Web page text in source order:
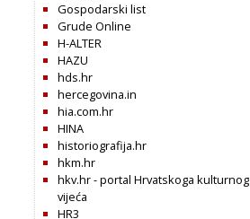
Gospodarski list
Grude Online
H-ALTER
HAZU
hds.hr
hercegovina.in
hia.com.hr
HINA
historiografija.hr
hkm.hr
hkv.hr - portal Hrvatskoga kulturnog
vijeća
HR3